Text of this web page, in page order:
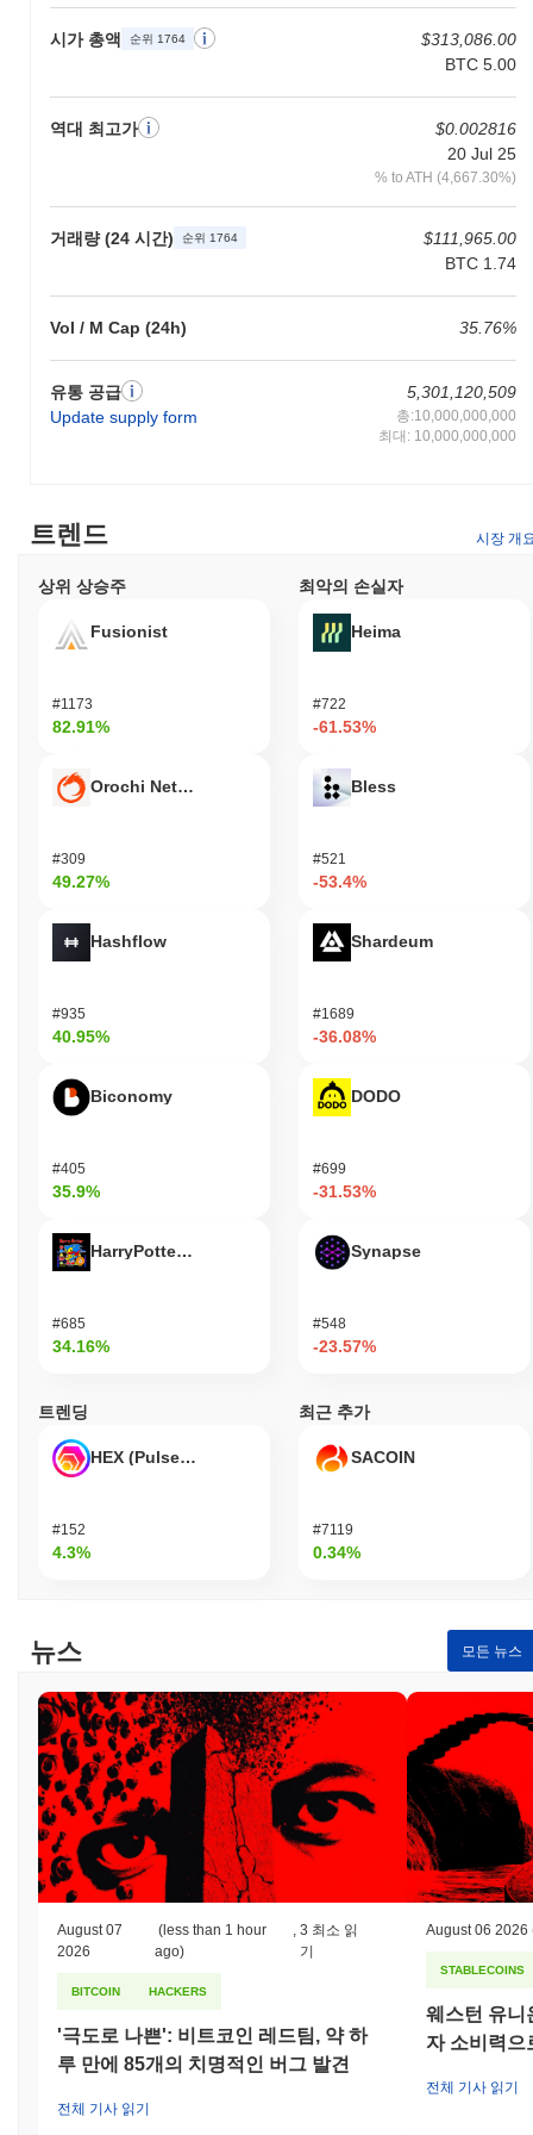
시가 총액 순위 1764
$313,086.00
BTC 5.00
역대 최고가
$0.002816
20 Jul 25
% to ATH (4,667.30%)
거래량 (24 시간) 순위 1764
$111,965.00
BTC 1.74
Vol / M Cap (24h) 35.76%
유통 공급
Update supply form
5,301,120,509
총:10,000,000,000
최대: 10,000,000,000
Sensay 토큰은 생태계 내에서 여러 실용적인 용도로 사용됩니다.
사용자는 Sensay를 거래 수수료로 활용하여 다양한 애플리케이션
간의 원활한 상호작용을 가능하게 합니다. 보유자는 자신의 토큰을
스테이킹하여 네트워크 보안에 기여하고 보상을 받을 수 있는 옵션
이 있습니다. 또한, 그들은 거버넌스 투표에 참여하여 플랫폼의 개
발 및 향후 방향에 대한 결정에 영향을 미칠 수 있습니다. 개발자에
도구와 자원을 제공하여 생태계 내 혁신을 촉진합니다. 이 플랫폼
다양한 지갑과 마켓플레이스를 지원합니다. 전반적으로 Sensay는
사용자, 보유자 및 개발자가 토큰 및 관련 서비스와 의미 있게 상호
Sensay는 최근 몇 달간의 업데이트 및 커뮤니티 참여를 통해 여전
히 활성화되어 있습니다. 2023년 9월 현재, 이 프로젝트는 사용자
있습니다. 이 프로젝트는 다양한 거래 플랫폼에서 존재감을 유지하
고 있으며, 이는 지속적인 시장 활동을 나타내며 거래량은 사용자
관심을 반영합니다. 또한, Sensay는 소셜 미디어 채널에서 활발히
활동하며 커뮤니티와 소통하고 개발 진행 상황에 대한 업데이트를
제공합니다. 이러한 지표들은 Sensay가 분산형 커뮤니케이션 분
야에서 계속해서 관련성을 유지하고 있음을 뒷받침하며, 사용자와
Sensay는 누구를 위해 설계되었나요?
및 정보 공유에 참여할 수 있도록 합니다. API 및 SDK를 포함한 도
구와 자원을 제공하여 다양한 애플리케이션 및 플랫폼에 서비스를
결을 찾는 소비자에게 원활한 사용자 경험을 보장합니다. 검증자
및 콘텐츠 제작자와 같은 2차 참여자는 거버넌스 및 스테이킹 메커
다. Sensay는 협력적인 환경을 조성하여 전체 생태계를 향상시키
고 모든 이해관계자에게 더 강력하고 사용자 친화적인 플랫폼을 만
Sensay는 어떻게 보안이 유지되나요?
는 역할을 하는 지분 증명(Proof of Stake, PoS) 합의 메커니즘을
사용합니다. 이 모델에서 참여자는 자신의 토큰을 스테이킹하여 검
이익을 네트워크의 성공과 일치시킵니다. 이 프로토콜은 디지털 서
명을 위한 Ed25519와 같은 고급 암호화 기술을 활용하여 강력한
Sensay는 네트워크 참여에 대한 보상을 제공하는 인센티브 메커
니즘을 통합하고, 악의적인 행동이나 거래를 올바르게 검증하지 못
조성하는 데 도움을 줍니다. 또한, Sensay는 정기적인 감사를 수행
하고 이해관계자가 의사 결정에 참여할 수 있는 거버넌스 프로세스
현은 취약점에 대한 안전 장치 역할을 하여 네트워크가 다양한 조
건에서 안전하고 운영될 수 있도록 보장합니다.
Sensay는 어떤 논란이나 위험에 직면했나요?
가지 위험에 직면했습니다. 2023년 초, 이 프로젝트는 현지 법률
준수와 관련하여 규제 기관의 조사를 받았으며, 이는 운영 프레임
스 결정에 대한 커뮤니티 분쟁 사례도 있었습니다. Sensay 팀은 이
러한 문제를 해결하기 위해 보다 투명한 거버넌스 모델을 구현하여
커뮤니티의 의견과 참여를 증대시켰습니다. Sensay의 지속적인
위험에는 시장 변동성과 잠재적인 규제 변화가 포함되며, 이는 블
록체인 공간에서 일반적입니다. 이러한 위험을 완화하기 위해 이
프로젝트는 자금을 책임감 있게 관리하기 위한 재무 프로그램을 수
립하고 있으며, 운영의 보안과 투명성을 보장하기 위해 정기적인
감사를 수행할 것을 약속하고 있습니다.
Sensay (SNSY) FAQ – 핵심 지표 및 시장 인사
이트
Sensay (SNSY)는 어디에서 구매할 수 있나요?
Sensay (SNSY)는 centralized 암호화폐 거래소에서 널리 이용할
수 있습니다. 가장 활발한 플랫폼은
쌍은 24시간 거래량이$111,464.00
이상을 기록했습니다. 다른 거
래소로는 Uniswap V3 (Ethereum)와 Uniswap V2 (Ethereum)가 있
습니다.
Sensay의 현재 일일 거래량은 얼마인가요?
트렌드 시장 개
상위 상승주
Fusionist
#1173
82.91%
Orochi Network
#309
49.27%
Hashflow
#935
40.95%
Biconomy
#405
35.9%
HarryPotterObamaSonic10Inu (ETH)
#685
34.16%
최악의 손실자
Heima
#722
-61.53%
Bless
#521
-53.4%
Shardeum
#1689
-36.08%
DODO
#699
-31.53%
Synapse
#548
-23.57%
트렌딩
HEX (Pulsechain)
#152
4.3%
최근 추가
SACOIN
#7119
0.34%
뉴스 모든 뉴스
August 07
2026
(less than 1 hour
ago)
, 3 최소 읽
기
BITCOIN HACKERS
'극도로 나쁜': 비트코인 레드팀, 약 하
루 만에 85개의 치명적인 버그 발견
전체 기사 읽기
August 06 2026
STABLECOINS
웨스턴 유니
자 소비력으
전체 기사 읽기